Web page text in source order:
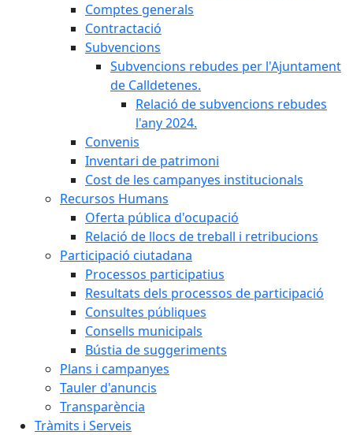
Comptes generals
Contractació
Subvencions
Subvencions rebudes per l'Ajuntament
de Calldetenes.
Relació de subvencions rebudes
l'any 2024.
Convenis
Inventari de patrimoni
Cost de les campanyes institucionals
Recursos Humans
Oferta pública d'ocupació
Relació de llocs de treball i retribucions
Participació ciutadana
Processos participatius
Resultats dels processos de participació
Consultes públiques
Consells municipals
Bústia de suggeriments
Plans i campanyes
Tauler d'anuncis
Transparència
Tràmits i Serveis